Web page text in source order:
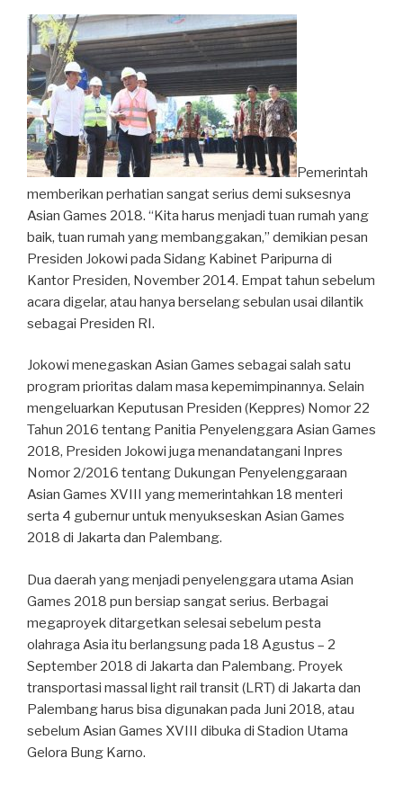
Pemerintah
memberikan perhatian sangat serius demi suksesnya
Asian Games 2018. “Kita harus menjadi tuan rumah yang
baik, tuan rumah yang membanggakan,” demikian pesan
Presiden Jokowi pada Sidang Kabinet Paripurna di
Kantor Presiden, November 2014. Empat tahun sebelum
acara digelar, atau hanya berselang sebulan usai dilantik
sebagai Presiden RI.
Jokowi menegaskan Asian Games sebagai salah satu
program prioritas dalam masa kepemimpinannya. Selain
mengeluarkan Keputusan Presiden (Keppres) Nomor 22
Tahun 2016 tentang Panitia Penyelenggara Asian Games
2018, Presiden Jokowi juga menandatangani Inpres
Nomor 2/2016 tentang Dukungan Penyelenggaraan
Asian Games XVIII yang memerintahkan 18 menteri
serta 4 gubernur untuk menyukseskan Asian Games
2018 di Jakarta dan Palembang.
Dua daerah yang menjadi penyelenggara utama Asian
Games 2018 pun bersiap sangat serius. Berbagai
megaproyek ditargetkan selesai sebelum pesta
olahraga Asia itu berlangsung pada 18 Agustus – 2
September 2018 di Jakarta dan Palembang. Proyek
transportasi massal light rail transit (LRT) di Jakarta dan
Palembang harus bisa digunakan pada Juni 2018, atau
sebelum Asian Games XVIII dibuka di Stadion Utama
Gelora Bung Karno.